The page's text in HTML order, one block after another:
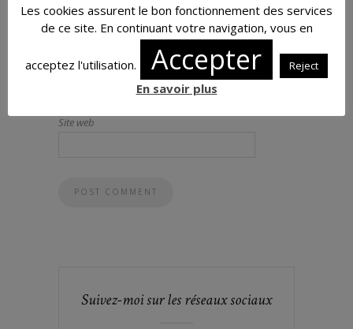
Nom*
E-mail*
Site web
Suivez-moi sur les réseaux sociaux
Les cookies assurent le bon fonctionnement des services
de ce site. En continuant votre navigation, vous en
acceptez l'utilisation. Accepter Reject
En savoir plus